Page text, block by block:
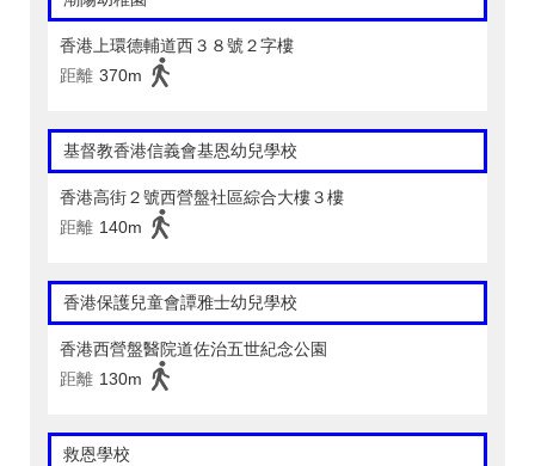
香港上環德輔道西３８號２字樓
距離 370m
基督教香港信義會基恩幼兒學校
香港高街２號西營盤社區綜合大樓３樓
距離 140m
香港保護兒童會譚雅士幼兒學校
香港西營盤醫院道佐治五世紀念公園
距離 130m
救恩學校